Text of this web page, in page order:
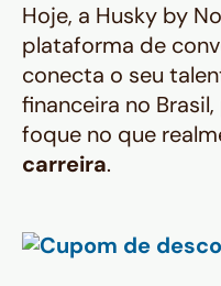
Hoje, a Husky by
plataforma de
conecta o seu
financeira no
foque no que
carreira.